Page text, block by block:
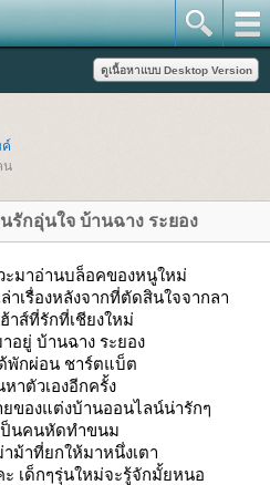
น
รักอุ่นใจ บ้านฉาง ระยอง
มาอ่านบล็อคของหนูใหม่
าเรื่องหลังจากที่ตัดสินใจจากลา
าส์ที่รักที่เชียงใหม่
อยู่ บ้านฉาง ระยอง
พักผ่อน ชาร์ตแบ็ต
าตัวเองอีกครั้ง
ยของแต่งบ้านออนไลน์น่ารักๆ
ป็นคนหัดทำขนม
ม้าที่ยกให้มาหนึ่งเตา
เด็กๆรุ่นใหม่จะรู้จักมั้ยหนอ